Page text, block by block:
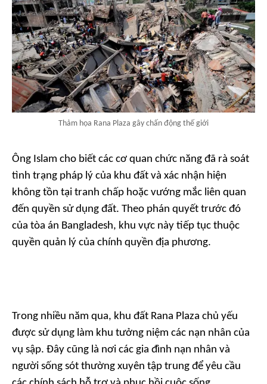
Thảm họa Rana Plaza gây chấn động thế giới
Ông Islam cho biết các cơ quan chức năng đã rà soát
tình trạng pháp lý của khu đất và xác nhận hiện
không tồn tại tranh chấp hoặc vướng mắc liên quan
đến quyền sử dụng đất. Theo phán quyết trước đó
của tòa án Bangladesh, khu vực này tiếp tục thuộc
quyền quản lý của chính quyền địa phương.
Trong nhiều năm qua, khu đất Rana Plaza chủ yếu
được sử dụng làm khu tưởng niệm các nạn nhân của
vụ sập. Đây cũng là nơi các gia đình nạn nhân và
người sống sót thường xuyên tập trung để yêu cầu